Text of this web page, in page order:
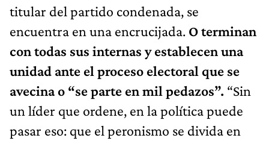
titular del partido condenada, se
encuentra en una encrucijada. O terminan
con todas sus internas y establecen una
unidad ante el proceso electoral que se
avecina o “se parte en mil pedazos”. “Sin
un líder que ordene, en la política puede
pasar eso: que el peronismo se divida en